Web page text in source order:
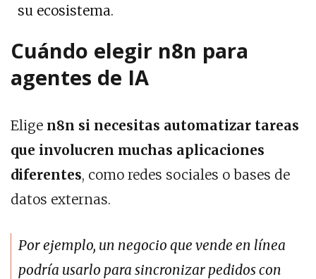
su ecosistema.
Cuándo elegir n8n para
agentes de IA
Elige n8n si necesitas automatizar tareas
que involucren muchas aplicaciones
diferentes, como redes sociales o bases de
datos externas.
Por ejemplo, un negocio que vende en línea
podría usarlo para sincronizar pedidos con